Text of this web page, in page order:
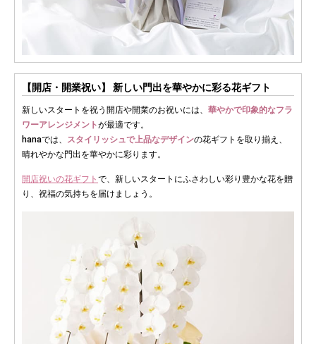
【開店・開業祝い】 新しい門出を華やかに彩る花ギフト
新しいスタートを祝う開店や開業のお祝いには、 華やかで印象的なフラ
ワーアレンジメントが最適です。
hanaでは、 スタイリッシュで上品なデザインの花ギフトを取り揃え、
晴れやかな門出を華やかに彩ります。
開店祝いの花ギフト で、新しいスタートにふさわしい彩り豊かな花を贈
り、祝福の気持ちを届けましょう。